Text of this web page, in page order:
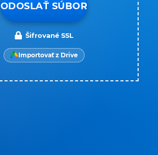
ODOSLAŤ SÚBOR
Šifrované SSL
Importovať z Drive